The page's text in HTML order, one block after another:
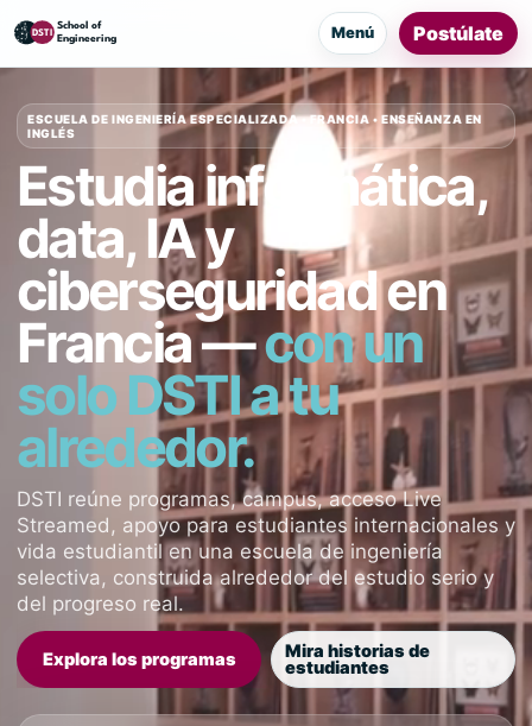
Menú Postúlate
ESCUELA DE INGENIERÍA ESPECIALIZADA • FRANCIA • ENSEÑANZA EN
INGLÉS
Estudia informática,
data, IA y
ciberseguridad en
Francia —con un
solo DSTI a tu
alrededor.
DSTI reúne programas, campus, acceso Live
Streamed, apoyo para estudiantes internacionales y
vida estudiantil en una escuela de ingeniería
selectiva, construida alrededor del estudio serio y
del progreso real.
Explora los programas Mira historias de
estudiantes